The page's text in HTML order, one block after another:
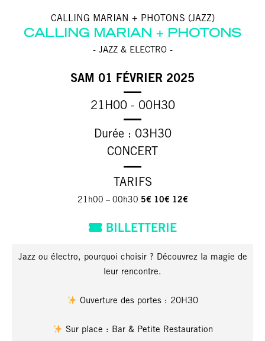
CALLING MARIAN + PHOTONS (JAZZ)
CALLING MARIAN PHOTONS
- JAZZ & ELECTRO -
SAM 01 FÉVRIER 2025
21H00 - 00H30
Durée : 03H30
CONCERT
TARIFS
21h00 – 00h30 5€ 10€ 12€
BILLETTERIE
Jazz ou électro, pourquoi choisir ? Découvrez la magie de
leur rencontre.
Ouverture des portes : 20H30
Sur place : Bar & Petite Restauration